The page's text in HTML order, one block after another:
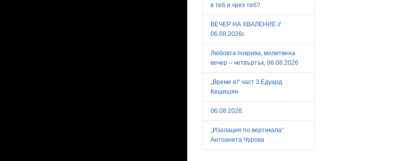
в теб и чрез теб?
ВЕЧЕР НА ХВАЛЕНИЕ //
06.08.2026г.
Любовта покрива, молитвена
вечер – четвъртък, 06.08.2026
„Време е!“ част 3 Едуард
Кешишян
06.08.2026.
„Изолация по вертикала“
Антоанета Чурова